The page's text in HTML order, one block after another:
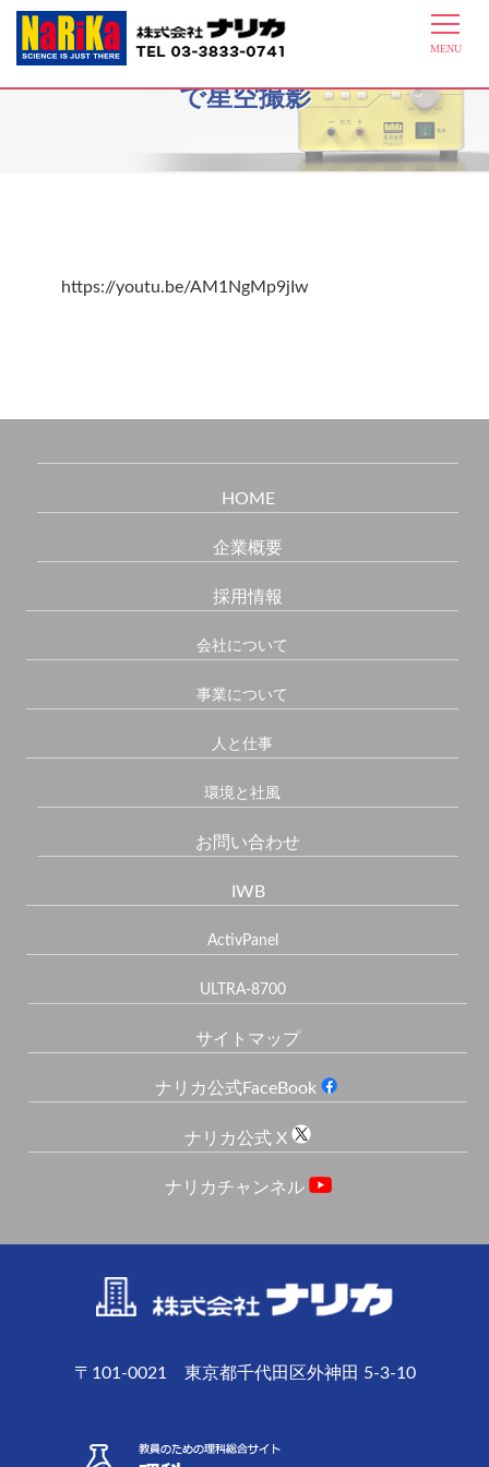
E31-7217ガーデンウォッチカムIIPro
で星空撮影
https://youtu.be/AM1NgMp9jIw
HOME
企業概要
採用情報
会社について
事業について
人と仕事
環境と社風
お問い合わせ
IWB
ActivPanel
ULTRA-8700
サイトマップ
ナリカ公式FaceBook
ナリカ公式 X
ナリカチャンネル
〒101-0021 東京都千代田区外神田 5-3-10